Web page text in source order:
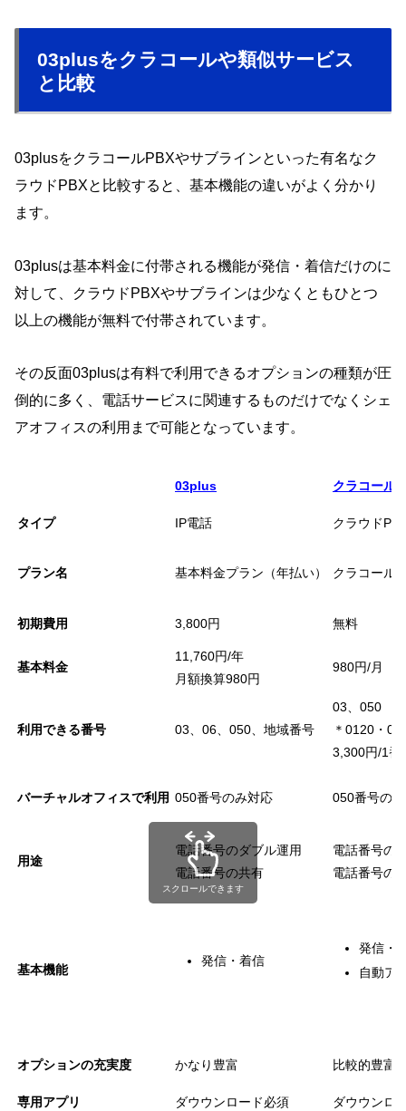
03plusをクラコールや類似サービス
と比較
03plusをクラコールPBXやサブラインといった有名なク
ラウドPBXと比較すると、基本機能の違いがよく分かり
ます。
03plusは基本料金に付帯される機能が発信・着信だけのに
対して、クラウドPBXやサブラインは少なくともひとつ
以上の機能が無料で付帯されています。
その反面03plusは有料で利用できるオプションの種類が圧
倒的に多く、電話サービスに関連するものだけでなくシェ
アオフィスの利用まで可能となっています。
03plus クラコール
タイプ IP電話 クラウド
プラン名 基本料金プラン（年払い） クラコール
初期費用 3,800円 無料
基本料金
11,760円/年
月額換算980円
980円/月
利用できる番号 03、06、050、地域番号
03、050
＊0120・
3,300円/1番
バーチャルオフィスで利用 050番号のみ対応 050番号の
用途
電話番号のダブル運用
電話番号の共有
電話番号の
電話番号の
基本機能
発信・着信
発信・
自動ア
オプションの充実度 かなり豊富 比較的豊富
専用アプリ ダウウンロード必須 ダウウンロ
スクロールできます